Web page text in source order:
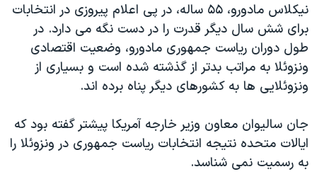
نیکلاس مادورو، ۵۵ ساله، در پی اعلام پیروزی در انتخابات
برای شش سال دیگر قدرت را در دست نگه می دارد. در
طول دوران ریاست جمهوری مادورو، وضعیت اقتصادی
ونزوئلا به مراتب بدتر از گذشته شده است و بسیاری از
ونزوئلایی ها به کشورهای دیگر پناه برده اند.
جان سالیوان معاون وزیر خارجه آمریکا پیشتر گفته بود که
ایالات متحده نتیجه انتخابات ریاست جمهوری در ونزوئلا را
به رسمیت نمی شناسد.